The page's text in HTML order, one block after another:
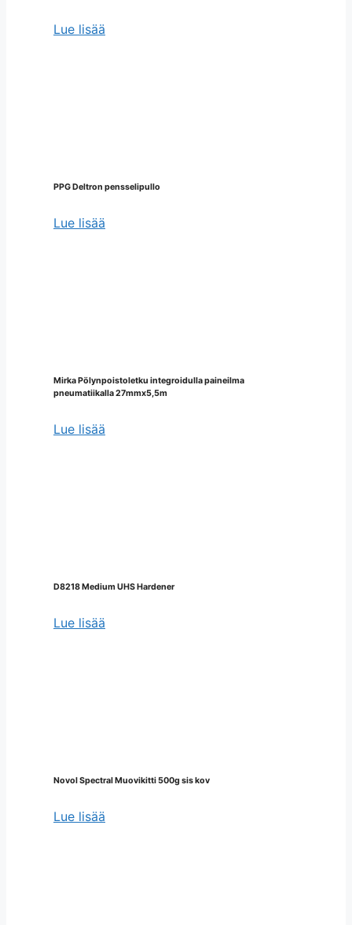
Lue lisää
PPG Deltron pensselipullo
Lue lisää
Mirka Pölynpoistoletku integroidulla paineilma
pneumatiikalla 27mmx5,5m
Lue lisää
D8218 Medium UHS Hardener
Lue lisää
Novol Spectral Muovikitti 500g sis kov
Lue lisää